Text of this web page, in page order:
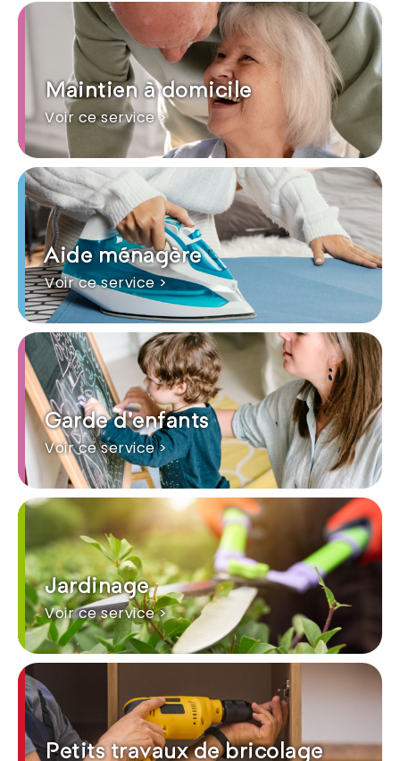
Maintien à domicile
Voir ce service >
Aide ménagère
Voir ce service >
Garde d'enfants
Voir ce service >
Jardinage
Voir ce service >
Petits travaux de bricolage